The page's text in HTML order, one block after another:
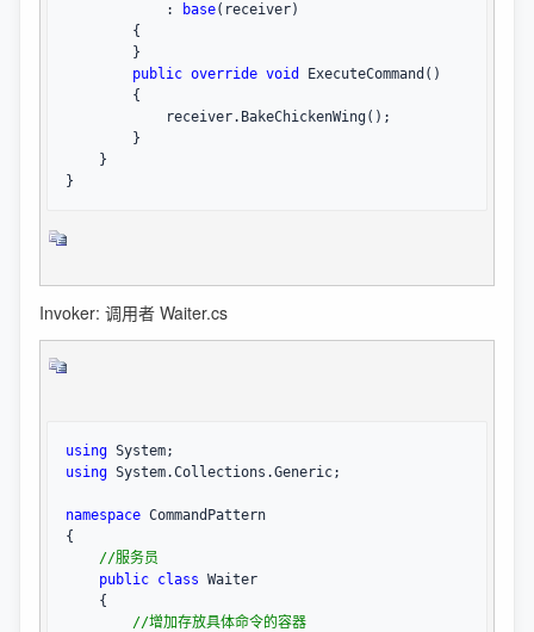
            :
base(receiver)
public override void
ExecuteCommand()
}
Invoker: 调用者 Waiter.cs
using
using System.Collections.Generic;
namespace CommandPattern
{
//服务员
public class Waiter
//增加存放具体命令的容器